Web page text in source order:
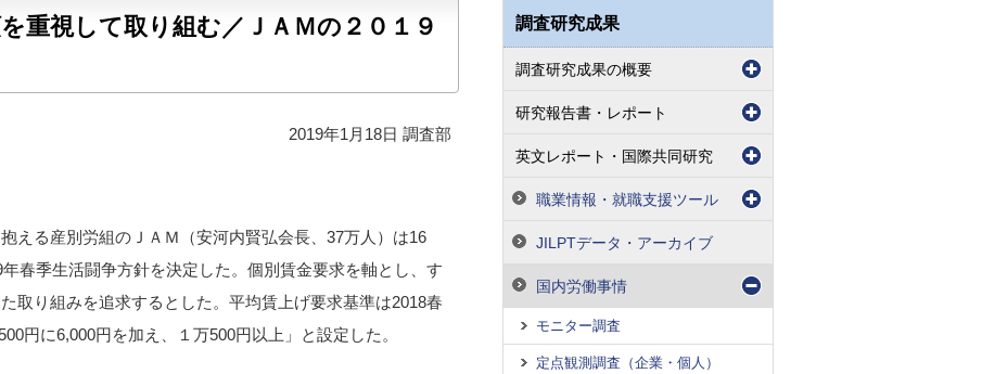
重視して取り組む／ＪＡＭの２０１９
2019年1月18日 調査部
える産別労組のＪＡＭ（安河内賢弘会長、37万人）は16
春季生活闘争方針を決定した。個別賃金要求を軸とし、す
取り組みを追求するとした。平均賃上げ要求基準は2018春
円に6,000円を加え、１万500円以上」と設定した。
調査研究成果
調査研究成果の概要
研究報告書・レポート
英文レポート・国際共同研究
職業情報・就職支援ツール
JILPTデータ・アーカイブ
国内労働事情
モニター調査
定点観測調査（企業・個人）